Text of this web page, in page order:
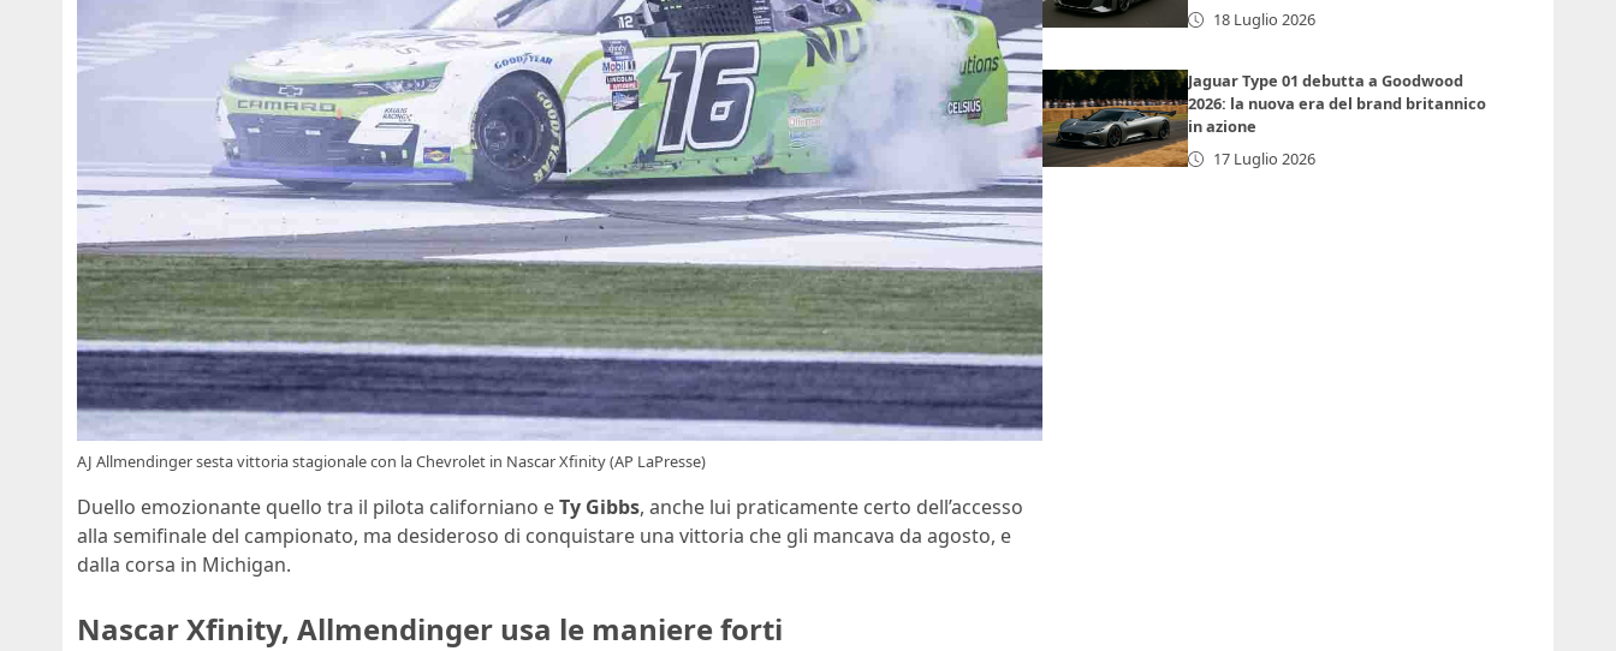
AJ Allmendinger sesta vittoria stagionale con la Chevrolet in Nascar Xfinity (AP LaPresse)
Duello emozionante quello tra il pilota californiano eTy Gibbs, anche lui praticamente certo dell’accesso
alla semifinale del campionato, ma desideroso di conquistare una vittoria che gli mancava da agosto, e
dalla corsa in Michigan.
Nascar Xfinity, Allmendinger usa le maniere forti
18 Luglio 2026
Jaguar Type 01 debutta a Goodwood
2026: la nuova era del brand britannico
in azione
17 Luglio 2026